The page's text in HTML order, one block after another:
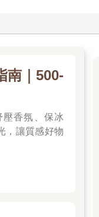
南｜500-
香氛、保冰
，讓質感好物